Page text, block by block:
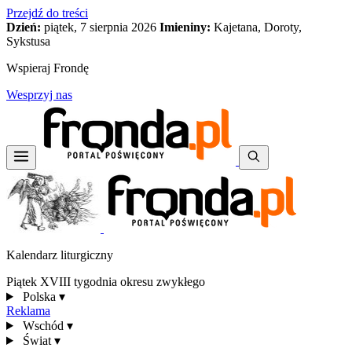
Przejdź do treści
Dzień: piątek, 7 sierpnia 2026 Imieniny: Kajetana, Doroty,
Sykstusa
Wspieraj Frondę
Wesprzyj nas
Kalendarz liturgiczny
Piątek XVIII tygodnia okresu zwykłego
Polska ▾
Reklama
Wschód ▾
Świat ▾